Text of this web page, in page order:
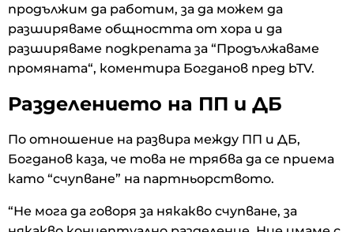
продължим да работим, за да можем да
разширяваме общността от хора и да
разширяваме подкрепата за “Продължаваме
промяната“, коментира Богданов пред bTV.
Разделението на ПП и ДБ
По отношение на развира между ПП и ДБ,
Богданов каза, че това не трябва да се приема
като “счупване” на партньорството.
“Не мога да говоря за някакво счупване, за